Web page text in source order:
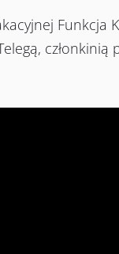
członkinią